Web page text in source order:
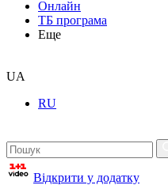
Онлайн
ТБ програма
Еще
UA
RU
Відкрити у додатку